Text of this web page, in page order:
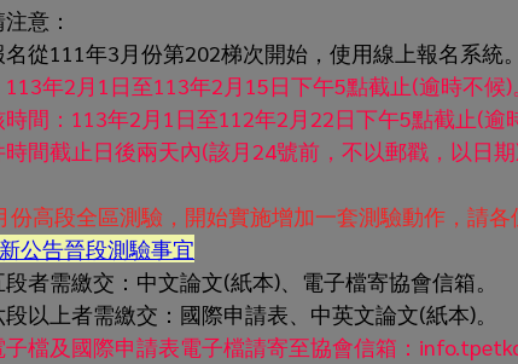
意：
從111年3月份第202梯次開始，使用線上報名系統。
年2月1日至113年2月15日下午5點截止(逾時不候)
間：113年2月1日至112年2月22日下午5點截止(逾
間截止日後兩天內(該月24號前，不以郵戳，以日期
高段全區測驗，開始實施增加一套測驗動作，請各
公告晉段測驗事宜
者需繳交：中文論文(紙本)、電子檔寄協會信箱。
以上者需繳交：國際申請表、中英文論文(紙本)。
檔及國際申請表電子檔請寄至協會信箱：